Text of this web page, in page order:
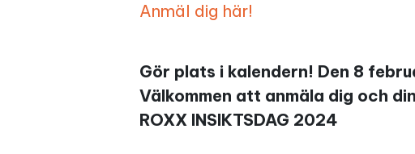
Anmäl dig här!
Gör plats i kalendern! Den 8
Välkommen att anmäla dig och
ROXX INSIKTSDAG 2024